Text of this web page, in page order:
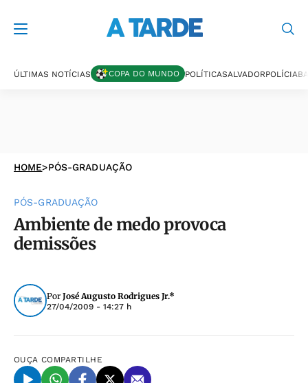
ÚLTIMAS NOTÍCIAS COPA DO MUNDO POLÍTICASALVADORPOLÍCIA
HOME>PÓS-GRADUAÇÃO
PÓS-GRADUAÇÃO
Ambiente de medo provoca
demissões
Por José Augusto Rodrigues Jr.*
27/04/2009 - 14:27 h
OUÇA COMPARTILHE